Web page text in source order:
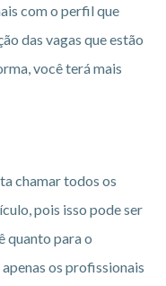
com o perfil que
das vagas que estão
você terá mais
chamar todos os
pois isso pode ser
quanto para o
os profissionais